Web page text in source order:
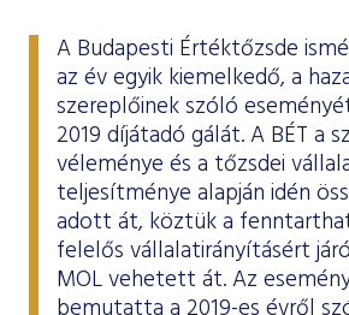
A Budapesti Értéktőzsde
az év egyik kiemelkedő, a
szereplőinek szóló
2019 díjátadó gálát. A BÉT a
véleménye és a tőzsdei
teljesítménye alapján idén
adott át, köztük a
felelős vállalatirányításért
MOL vehetett át. Az